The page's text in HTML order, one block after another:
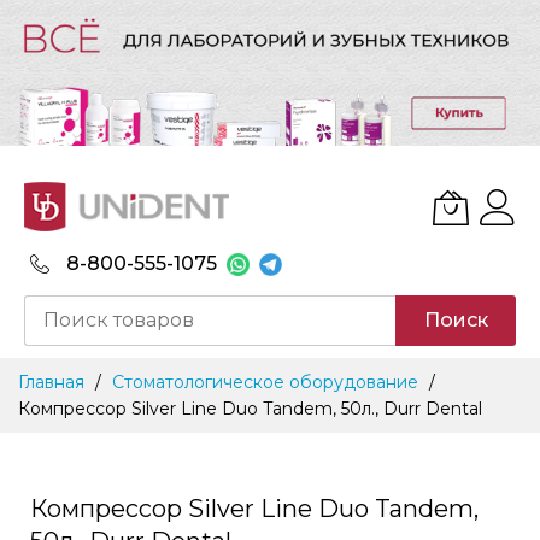
8-800-555-1075
Поиск
Content
Главная
Стоматологическое оборудование
Компрессор Silver Line Duo Tandem, 50л., Durr Dental
Компрессор Silver Line Duo Tandem,